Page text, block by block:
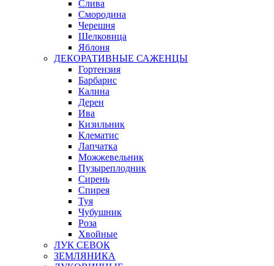
Слива
Смородина
Черешня
Шелковица
Яблоня
ДЕКОРАТИВНЫЕ САЖЕНЦЫ
Гортензия
Барбарис
Калина
Дерен
Ива
Кизильник
Клематис
Лапчатка
Можжевельник
Пузыреплодник
Сирень
Спирея
Туя
Чубушник
Роза
Хвойные
ЛУК СЕВОК
ЗЕМЛЯНИКА